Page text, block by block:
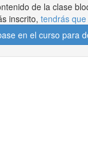
de la clase
inscrito, tendrás
en el curso para